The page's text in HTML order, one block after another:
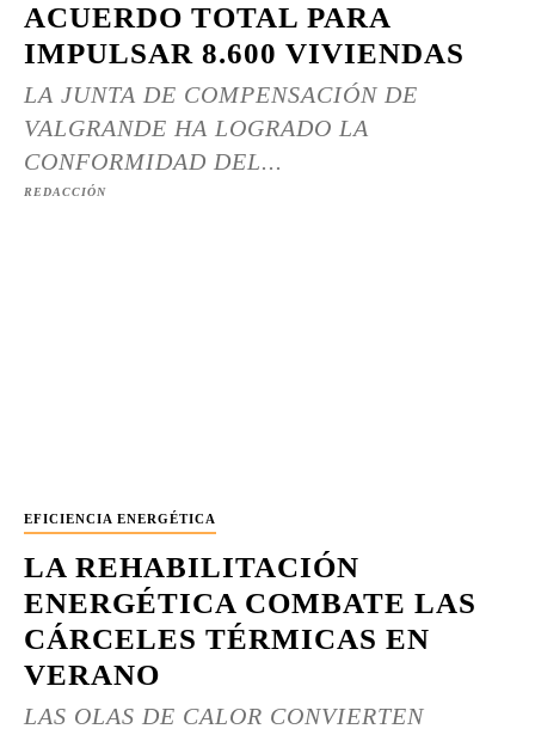
ACUERDO TOTAL PARA
IMPULSAR 8.600 VIVIENDAS
LA JUNTA DE COMPENSACIÓN DE
VALGRANDE HA LOGRADO LA
CONFORMIDAD DEL...
REDACCIÓN
EFICIENCIA ENERGÉTICA
LA REHABILITACIÓN
ENERGÉTICA COMBATE LAS
CÁRCELES TÉRMICAS EN
VERANO
LAS OLAS DE CALOR CONVIERTEN